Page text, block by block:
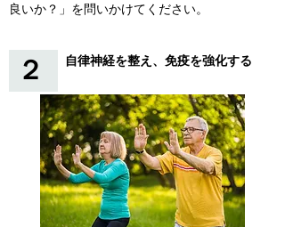
良いか？」を問いかけてください。
２ 自律神経を整え、免疫を強化する